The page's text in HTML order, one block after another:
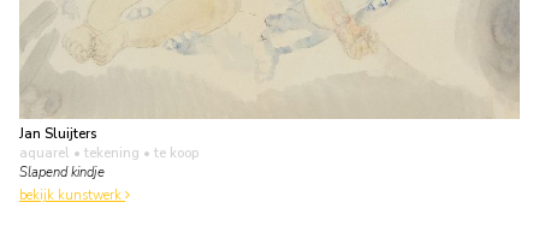
Jan Sluijters
aquarel • tekening • te koop
Slapend kindje
bekijk kunstwerk